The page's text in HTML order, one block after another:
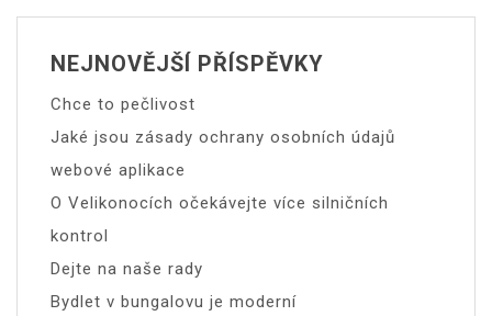
NEJNOVĚJŠÍ PŘÍSPĚVKY
Chce to pečlivost
Jaké jsou zásady ochrany osobních údajů
webové aplikace
O Velikonocích očekávejte více silničních
kontrol
Dejte na naše rady
Bydlet v bungalovu je moderní